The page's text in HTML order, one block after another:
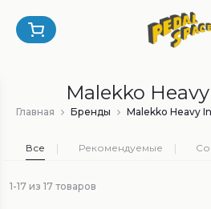
Malekko
Главная Бренды Malekko Heavy
Все Рекомендуемые Со
1-17 из 17 товаров